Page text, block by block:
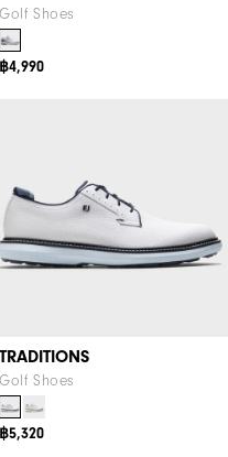
Golf Shoes
฿4,990
TRADITIONS
Golf Shoes
฿5,320